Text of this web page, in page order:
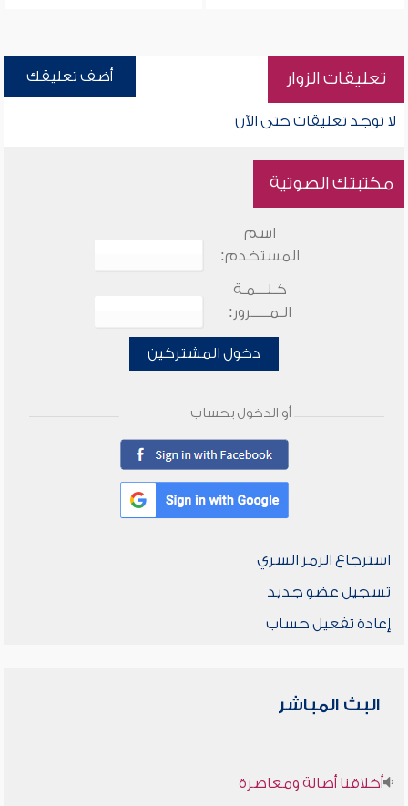
تعليقات الزوار أضف تعليقك
لا توجد تعليقات حتى الآن
مكتبتك الصوتية
اسم
المستخدم:
كـلـــمـة
الـمـــــرور:
دخول المشتركين
أو الدخول بحساب
استرجاع الرمز السري
تسجيل عضو جديد
إعادة تفعيل حساب
البث المباشر
أخلاقنا أصالة ومعاصرة